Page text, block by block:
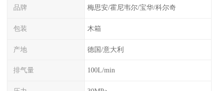
品牌 梅思安/霍尼韦尔/宝华/科尔奇
包装 木箱
产地 德国/意大利
排气量 100L/min